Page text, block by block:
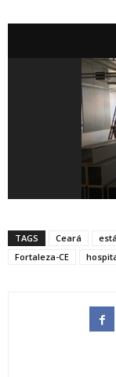
TAGS Ceará
Fortaleza-CE